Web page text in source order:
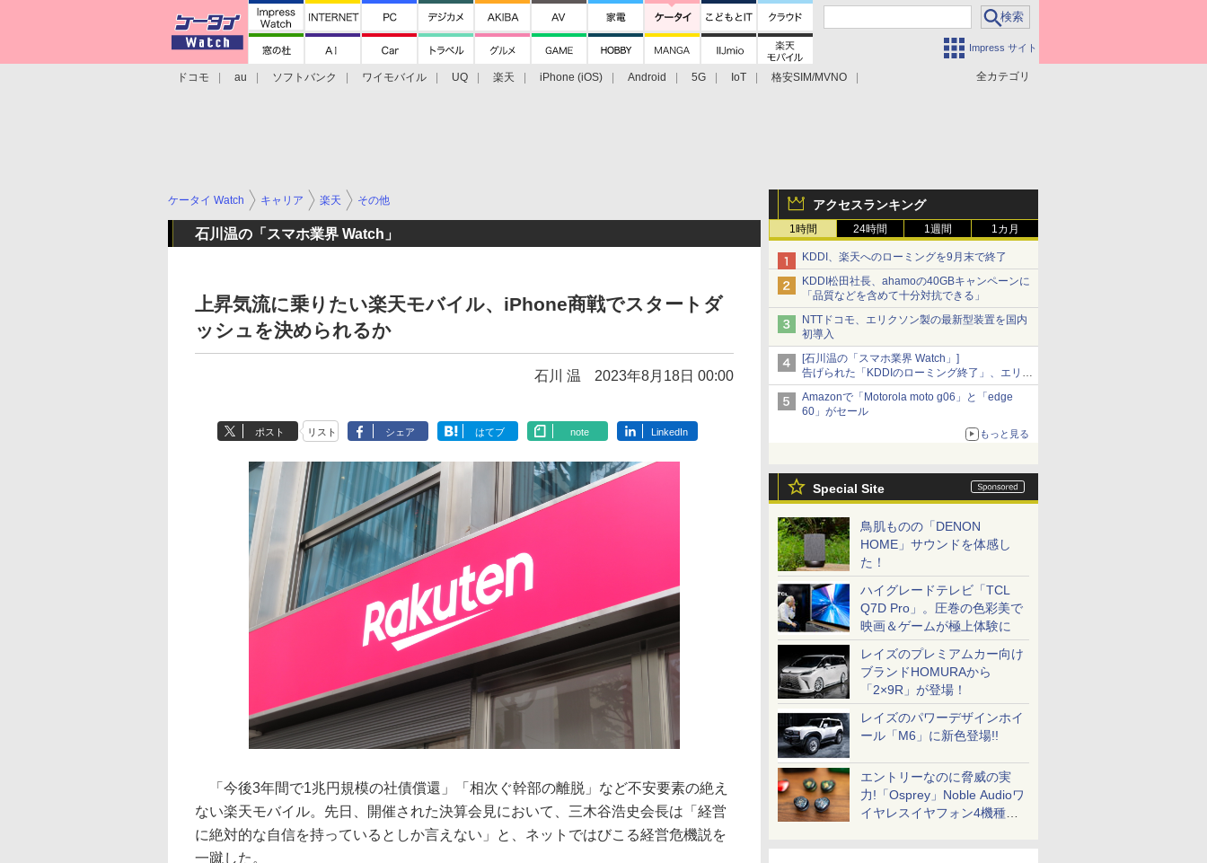
Impress サイト
全カテゴリ
ドコモ au ソフトバンク ワイモバイル UQ 楽天 iPhone (iOS) Android 5G IoT
格安SIM/MVNO
アクセスランキング
1時間 24時間 1週間 1カ月
KDDI、楽天へのローミングを9月末で終了
KDDI松田社長、ahamoの40GBキャンペーンに
「品質などを含めて十分対抗できる」
NTTドコモ、エリクソン製の最新型装置を国内
初導入
[石川温の「スマホ業界 Watch」]
告げられた「KDDIのローミング終了」、エリア
マップの落とし穴と楽天モバイルの課題
Amazonで「Motorola moto g06」と「edge
60」がセール
もっと見る
Special Site
鳥肌ものの「DENON
HOME」サウンドを体感し
た！
ハイグレードテレビ「TCL
Q7D Pro」。圧巻の色彩美で
映画＆ゲームが極上体験に
レイズのプレミアムカー向け
ブランドHOMURAから
「2×9R」が登場！
レイズのパワーデザインホイ
ール「M6」に新色登場!!
エントリーなのに脅威の実
力!「Osprey」Noble Audioワ
イヤレスイヤフォン4機種を
ケータイ Watch キャリア 楽天 その他
石川温の「スマホ業界 Watch」
上昇気流に乗りたい楽天モバイル、iPhone商戦でスタートダ
ッシュを決められるか
石川 温 2023年8月18日 00:00
ポスト リスト シェア はてブ note LinkedIn
「今後3年間で1兆円規模の社債償還」「相次ぐ幹部の離脱」など不安要素の絶え
ない楽天モバイル。先日、開催された決算会見において、三木谷浩史会長は「経営
に絶対的な自信を持っているとしか言えない」と、ネットではびこる経営危機説を
一蹴した。